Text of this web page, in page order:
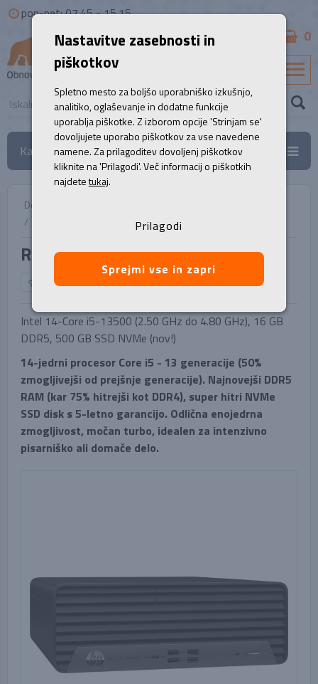
pon-pet: 07.45 - 15.15
0
Kategorije
Domov
/
Računalnik, HP Elite 600 G9
Računalnik, HP Elite 600 G9
NAZAJ NA IZBOR
Intel 14-Core i5-13500 (2.50 GHz do 4.80 GHz), 16 GB
DDR5, 500 GB SSD NVMe (nov!)
14-jedrni procesor Core i5 - 13 generacije (50%
zmogljivejši od prejšnje generacije). Najnovejši DDR5
RAM (kar 75% hitrejši kot DDR4), super hitri NVMe
SSD disk s 5-letno garancijo. Odlična enojedrna
zmogljivost, močan turbo, idealen za intenzivno
pisarniško ali domače delo.
Nastavitve zasebnosti in
piškotkov
Spletno mesto za boljšo uporabniško izkušnjo,
analitiko, oglaševanje in dodatne funkcije
uporablja piškotke. Z izborom opcije 'Strinjam se'
dovoljujete uporabo piškotkov za vse navedene
namene. Za prilagoditev dovoljenj piškotkov
kliknite na 'Prilagodi'. Več informacij o piškotkih
najdetetukaj.
Prilagodi
Sprejmi vse in zapri